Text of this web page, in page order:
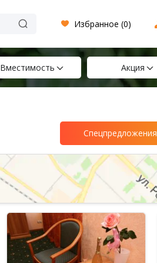
Избранное (0)
Вместимость Акция
Спецпредложения